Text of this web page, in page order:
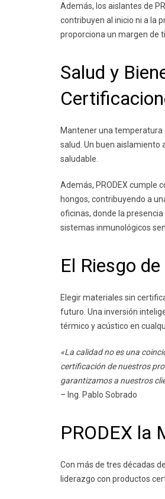
Además, los aislantes de
contribuyen al inicio ni a la
proporciona un margen de
Salud y
Mantener una temperatura
salud. Un buen
saludable.
Además, PRODEX cumple
hongos, contribuyendo a
oficinas, donde la
sistemas inmunológicos
El Riesgo
Elegir materiales sin
futuro. Una inversión
térmico y acústico en
«La calidad no es una
certificación de nuestros
garantizamos a nuestros
– Ing. Pablo Sobrado
PRODEX la
Con más de tres décadas
liderazgo con productos